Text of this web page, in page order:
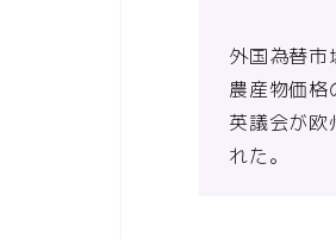
外国為替市
農産物価格
英議会が
れた。